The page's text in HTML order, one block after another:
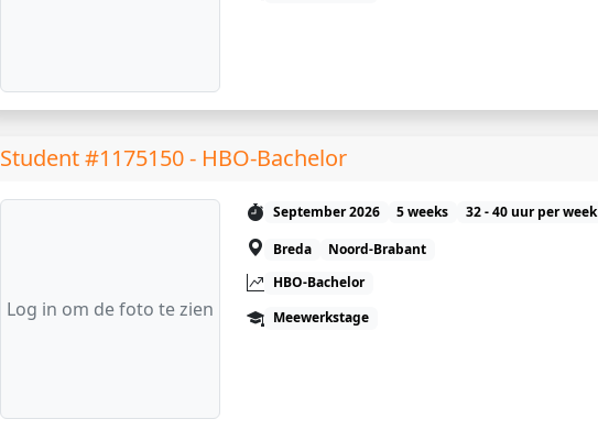
Student #1175150 - HBO-Bachelor
Log in om de foto te zien
September 2026 5 weeks
32 - 40 uur per week
Breda
Noord-Brabant
HBO-Bachelor
Meewerkstage